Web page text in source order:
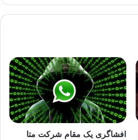
افشاگری ​یک مقام شرکت متا